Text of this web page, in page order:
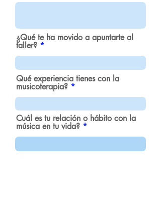
¿Qué te ha movido a apuntarte al
taller?
Qué experiencia tienes con la
musicoterapia?
Cuál es tu relación o hábito con la
música en tu vida?